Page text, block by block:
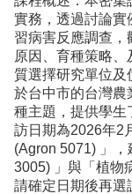
實務，透過討論實
習病害反應調查，
原因、育種策略
質選擇研究單位及
於台中市的台灣農
種主題，提供學生
訪日期為2026年2
(Agron 5071) 」
3005) 」與「植物
請確定日期後再選